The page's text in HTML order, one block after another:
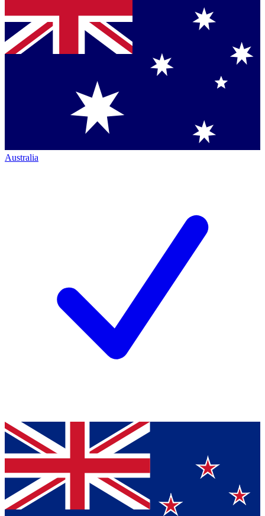
Australia